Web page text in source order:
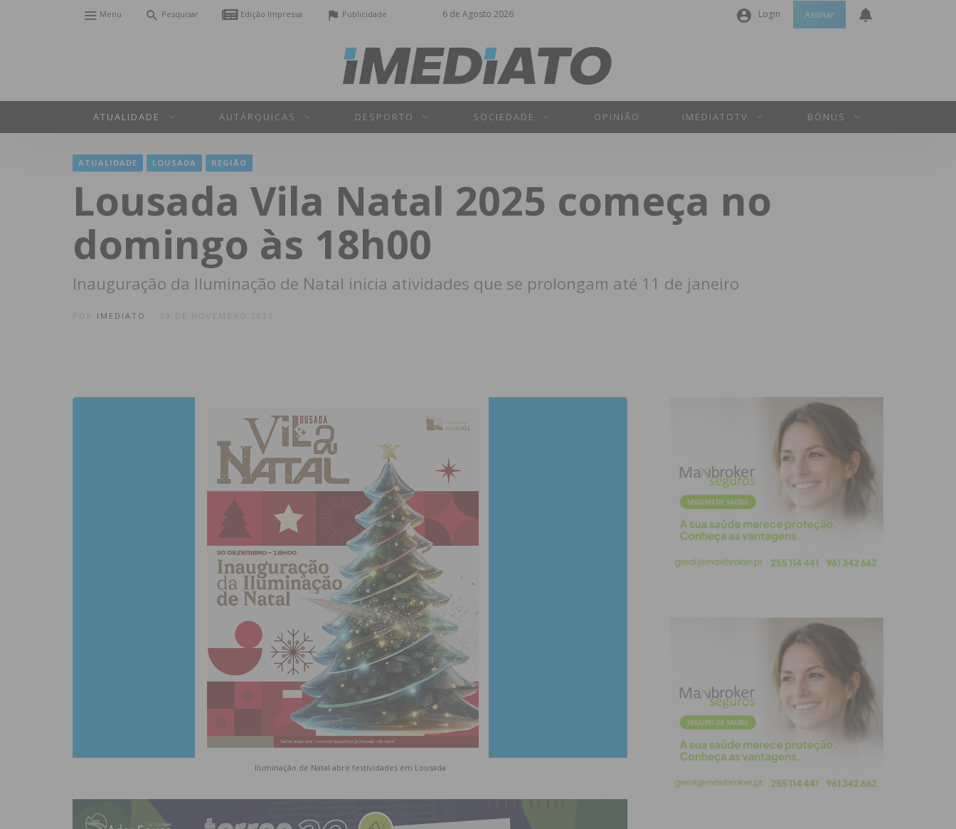
6 de Agosto 2026
Menu Pesquisar Edição Impressa Publicidade Login
Senha
INICIAR SESSÃO
Assinar
ATUALIDADE AUTÁRQUICAS DESPORTO SOCIEDADE OPINIÃO IMEDIATOTV BÓNUS
ATUALIDADE LOUSADA REGIÃO
Lousada Vila Natal 2025 começa no
domingo às 18h00
Inauguração da Iluminação de Natal inicia atividades que se prolongam até 11 de janeiro
IMEDIATO
Iluminação de Natal abre festividades em Lousada